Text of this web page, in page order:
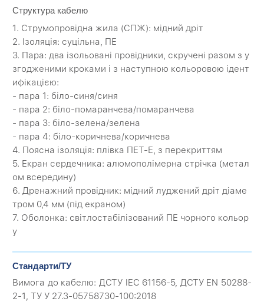
Структура кабелю
1. Струмопровідна жила (CПЖ): мідний дріт
2. Ізоляція: суцільна, ПЕ
3. Пара: два ізольовані провідники, скручені разом з у
згодженими кроками і з наступною кольоровою ідент
ифікацією:
- пара 1: біло-синя/синя
- пара 2: біло-помаранчева/помаранчева
- пара 3: біло-зелена/зелена
- пара 4: біло-коричнева/коричнева
4. Поясна ізоляція: плівка ПЕТ-Е, з перекриттям
5. Екран сердечника: алюмополімерна стрічка (метал
ом всередину)
6. Дренажний провідник: мідний луджений дріт діаме
тром 0,4 мм (під екраном)
7. Оболонка: світлостабілізований ПЕ чорного кольор
у
Стандарти/ТУ
Вимога до кабелю: ДСТУ IEC 61156-5, ДСТУ EN 50288-
2-1, ТУ У 27.3-05758730-100:2018